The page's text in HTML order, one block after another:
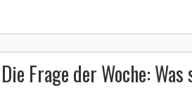
Die Frage der Woche: